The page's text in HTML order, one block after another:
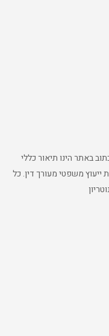
באתר הינו תיאור כללי
משפטי מעורך דין. כל